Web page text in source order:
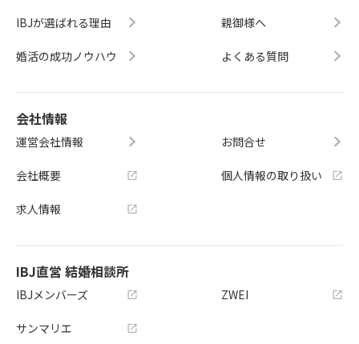
IBJが選ばれる理由
婚活の成功ノウハウ
親御様へ
よくある質問
会社情報
運営会社情報
会社概要
求人情報
お問合せ
個人情報の取り扱い
IBJ直営 結婚相談所
IBJメンバーズ
サンマリエ
ZWEI